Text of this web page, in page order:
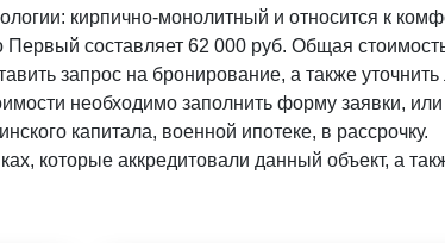
кирпично-монолитный и относится к
составляет 62 000 руб. Общая
запрос на бронирование, а также
необходимо заполнить форму заявки, или
капитала, военной ипотеке, в рассрочку.
которые аккредитовали данный объект, а